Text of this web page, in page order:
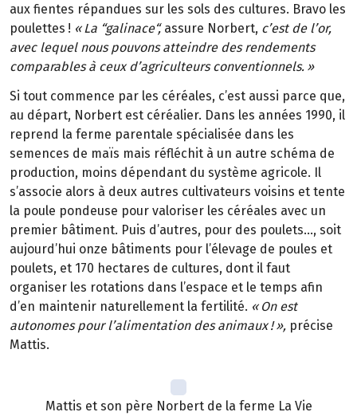
aux fientes répandues sur les sols des cultures. Bravo les
poulettes ! « La “galinace“,assure Norbert, c’est de l’or,
avec lequel nous pouvons atteindre des rendements
comparables à ceux d’agriculteurs conventionnels. »
Si tout commence par les céréales, c’est aussi parce que,
au départ, Norbert est céréalier. Dans les années 1990, il
reprend la ferme parentale spécialisée dans les
semences de maïs mais réfléchit à un autre schéma de
production, moins dépendant du système agricole. Il
s’associe alors à deux autres cultivateurs voisins et tente
la poule pondeuse pour valoriser les céréales avec un
premier bâtiment. Puis d’autres, pour des poulets…, soit
aujourd’hui onze bâtiments pour l’élevage de poules et
poulets, et 170 hectares de cultures, dont il faut
organiser les rotations dans l’espace et le temps afin
d’en maintenir naturellement la fertilité. « On est
autonomes pour l’alimentation des animaux ! », précise
Mattis.
Mattis et son père Norbert de la ferme La Vie